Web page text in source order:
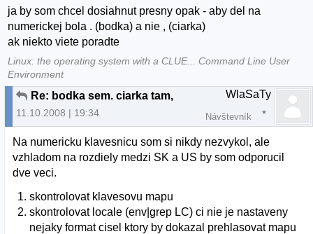
ja by som chcel dosiahnut presny opak - aby del na
numerickej bola . (bodka) a nie , (ciarka)
ak niekto viete poradte
Linux: the operating system with a CLUE... Command Line User
Environment
Re: bodka sem. ciarka tam,
11.10.2008 | 19:34
WlaSaTy
Návštevník
Na numericku klavesnicu som si nikdy nezvykol, ale
vzhladom na rozdiely medzi SK a US by som odporucil
dve veci.
skontrolovat klavesovu mapu
skontrolovat locale (env|grep LC) ci nie je nastaveny
nejaky format cisel ktory by dokazal prehlasovat mapu